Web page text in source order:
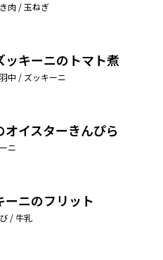
肉 / 玉ねぎ
ッキーニのトマト煮
中 / ズッキーニ
オイスターきんぴら
ニ
ーニのフリット
/ 牛乳